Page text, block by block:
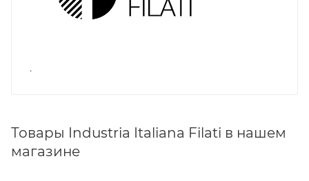
.
Товары Industria Italiana Filati в нашем
магазине